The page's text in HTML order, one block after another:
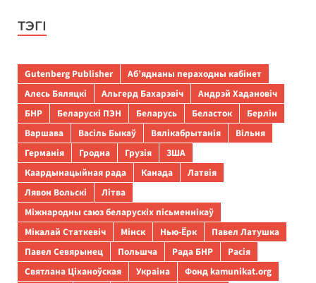
ТЭГІ
Gutenberg Publisher
Аб’яднаны пераходны кабінет
Алесь Бяляцкі
Альгерд Бахарэвіч
Андрэй Хадановіч
БНР
Беларускі ПЭН Беларусь Беласток
Берлін
Варшава
Васіль Быкаў Вялікабрытанія
Вільня
Германія
Гродна Грузія
ЗША
Каардынацыйная рада
Канада
Латвія
Лявон Вольскі
Літва
Міжнародны саюз беларускіх пісьменнікаў
Мікалай Статкевіч
Мінск Нью-Ёрк
Павел Латушка
Павел Севярынец
Польшча Рада БНР
Расія
Святлана Ціханоўская
Украіна
Фонд kamunikat.org